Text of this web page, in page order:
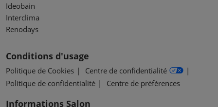
Ideobain
Interclima
Renodays
Conditions d'usage
Politique de Cookies
Centre de confidentialité
Politique de confidentialité
Centre de préférences
Informations Salon